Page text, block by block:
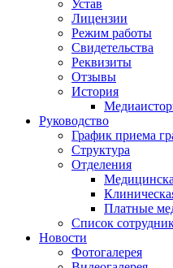
Устав
Лицензии
Режим работы
Свидетельства
Реквизиты
Отзывы
История
Руководство
График приема
Структура
Отделения
Платные
Список
Новости
Фотогалерея